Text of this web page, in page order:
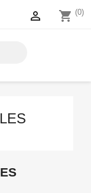
shopping_cart (0)
